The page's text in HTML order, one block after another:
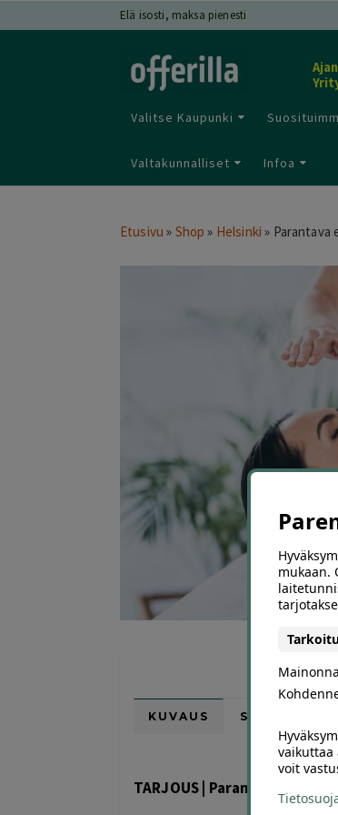
Elä isosti, maksa pienesti
Valitse Kaupunki
Valtakunnalliset Infoa
Etusivu » Shop » Helsinki » Parantava
KUVAUS SIJAINTI
TARJOUS | Parantava
mukaan.
vaikuttaa
voit